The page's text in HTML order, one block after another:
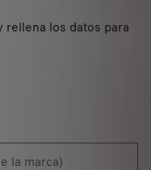
rellena los datos para